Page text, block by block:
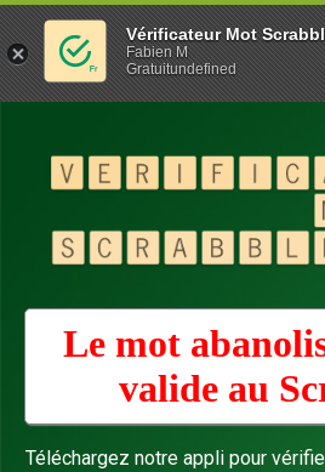
Le mot
valide au
Téléchargez notre appli pour
Vérificateur Mot
Fabien M
Gratuitundefined